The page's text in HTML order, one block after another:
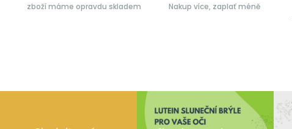
zboží máme opravdu skladem Nakup více, zaplať méně